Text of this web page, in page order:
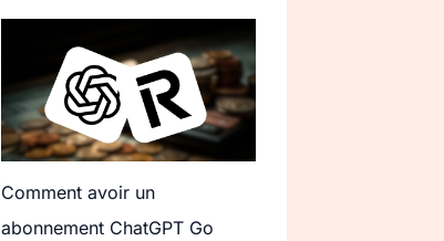
Comment avoir un
abonnement ChatGPT Go